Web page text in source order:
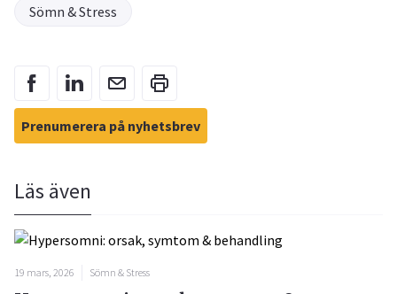
Sömn & Stress
Prenumerera på nyhetsbrev
Läs även
19 mars, 2026 Sömn & Stress